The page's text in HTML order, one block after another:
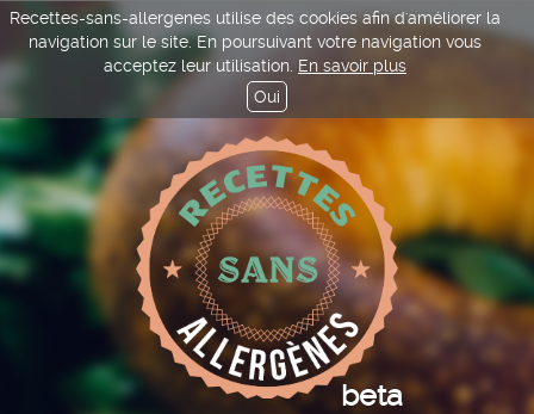
Recettes-sans-allergenes utilise des cookies afin d'améliorer la
navigation sur le site. En poursuivant votre navigation vous
acceptez leur utilisation. En savoir plus
Oui
beta